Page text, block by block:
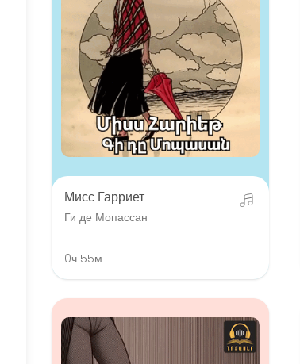
Мисс Гарриет
Ги де Мопассан
0ч 55м